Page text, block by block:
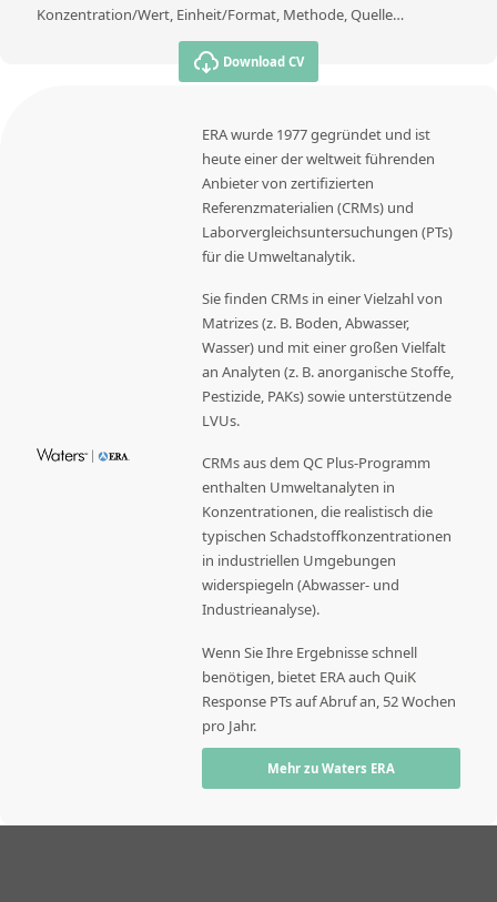
Konzentration/Wert, Einheit/Format, Methode, Quelle…
Download CV
ERA wurde 1977 gegründet und ist
heute einer der weltweit führenden
Anbieter von zertifizierten
Referenzmaterialien (CRMs) und
Laborvergleichsuntersuchungen (PTs)
für die Umweltanalytik.
Sie finden CRMs in einer Vielzahl von
Matrizes (z. B. Boden, Abwasser,
Wasser) und mit einer großen Vielfalt
an Analyten (z. B. anorganische Stoffe,
Pestizide, PAKs) sowie unterstützende
LVUs.
CRMs aus dem QC Plus-Programm
enthalten Umweltanalyten in
Konzentrationen, die realistisch die
typischen Schadstoffkonzentrationen
in industriellen Umgebungen
widerspiegeln (Abwasser- und
Industrieanalyse).
Wenn Sie Ihre Ergebnisse schnell
benötigen, bietet ERA auch QuiK
Response PTs auf Abruf an, 52 Wochen
pro Jahr.
Mehr zu Waters ERA